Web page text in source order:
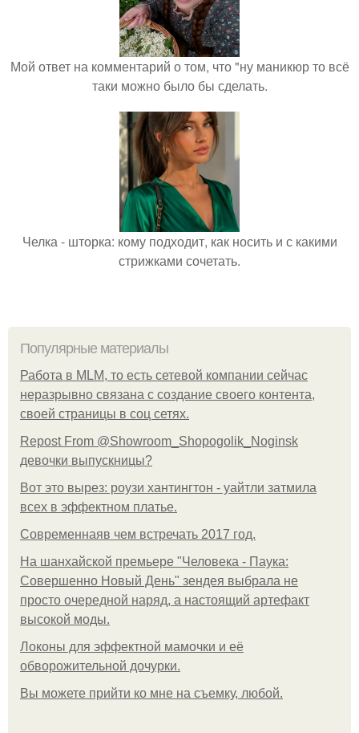
Мой ответ на комментарий о том, что "ну маникюр то всё
таки можно было бы сделать.
Челка - шторка: кому подходит, как носить и с какими
стрижками сочетать.
Популярные материалы
Работа в MLM, то есть сетевой компании сейчас
неразрывно связана с создание своего контента,
своей страницы в соц сетях.
Repost From @Showroom_Shopogolik_Noginsk
девочки выпускницы?
Вот это вырез: роузи хантингтон - уайтли затмила
всех в эффектном платьe.
Современнаяв чем встречать 2017 год.
На шанхайской премьере "Человека - Паука:
Совершенно Новый День" зендея выбрала не
просто очередной наряд, а настоящий артефакт
высокой моды.
Локоны для эффектной мамочки и её
обворожительной дочурки.
Вы можете прийти ко мне на съемку, любой.